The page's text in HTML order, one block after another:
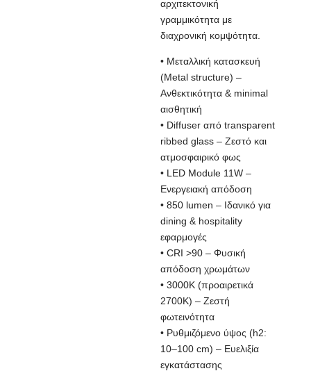
αρχιτεκτονική
γραμμικότητα με
διαχρονική κομψότητα.
• Μεταλλική κατασκευή
(Metal structure) –
Ανθεκτικότητα & minimal
αισθητική
• Diffuser από transparent
ribbed glass – Ζεστό και
ατμοσφαιρικό φως
• LED Module 11W –
Ενεργειακή απόδοση
• 850 lumen – Ιδανικό για
dining & hospitality
εφαρμογές
• CRI >90 – Φυσική
απόδοση χρωμάτων
• 3000K (προαιρετικά
2700K) – Ζεστή
φωτεινότητα
• Ρυθμιζόμενο ύψος (h2:
10–100 cm) – Ευελιξία
εγκατάστασης